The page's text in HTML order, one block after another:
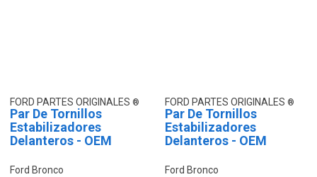
FORD PARTES ORIGINALES
Par De Tornillos
Estabilizadores
Delanteros - OEM
Ford Bronco
FORD PARTES ORIGINALES
Par De Tornillos
Estabilizadores
Delanteros - OEM
Ford Bronco